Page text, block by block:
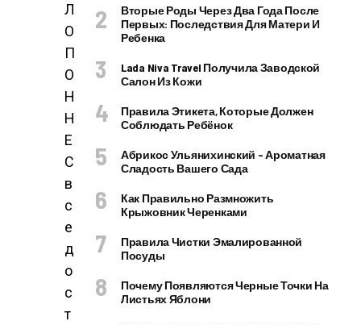
Л
О
П
О
Н
Н
Е
С
в
с
е
д
о
с
т
Вторые Роды Через Два Года После
Первых: Последствия Для Матери И
Ребенка
Lada Niva Travel Получила Заводской
Салон Из Кожи
Правила Этикета, Которые Должен
Соблюдать Ребёнок
Абрикос Ульянихинский – Ароматная
Сладость Вашего Сада
Как Правильно Размножить
Крыжовник Черенками
Правила Чистки Эмалированной
Посуды
Почему Появляются Черные Точки На
Листьях Яблони